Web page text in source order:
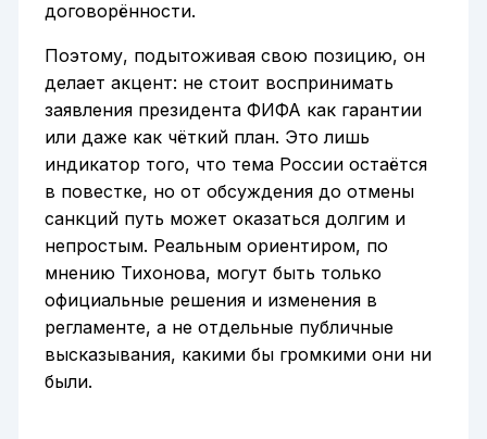
договорённости.
Поэтому, подытоживая свою позицию, он
делает акцент: не стоит воспринимать
заявления президента ФИФА как гарантии
или даже как чёткий план. Это лишь
индикатор того, что тема России остаётся
в повестке, но от обсуждения до отмены
санкций путь может оказаться долгим и
непростым. Реальным ориентиром, по
мнению Тихонова, могут быть только
официальные решения и изменения в
регламенте, а не отдельные публичные
высказывания, какими бы громкими они ни
были.